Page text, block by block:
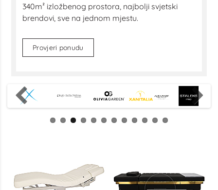
340m² izložbenog prostora, najbolji svjetski
brendovi, sve na jednom mjestu.
Provjeri ponudu